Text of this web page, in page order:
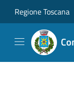
Regione Toscana